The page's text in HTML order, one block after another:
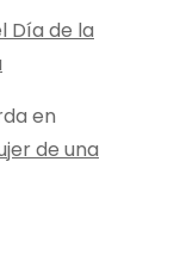
Día de la
en
de una